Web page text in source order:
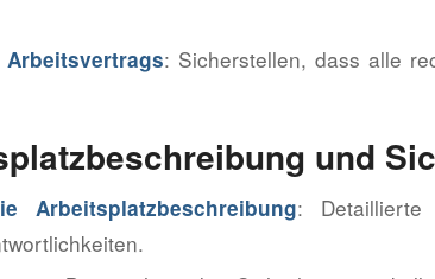
: Sicherstellen, dass alle
und
Arbeitsplatzbeschreibung: Detaillierte